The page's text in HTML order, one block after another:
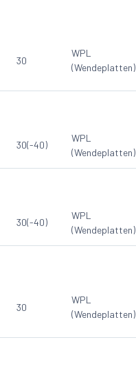
30
WPL
(Wendeplatten)
30(-40)
WPL
(Wendeplatten)
30(-40)
WPL
(Wendeplatten)
30
WPL
(Wendeplatten)